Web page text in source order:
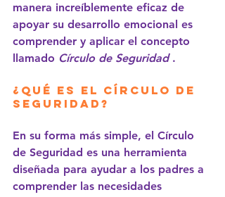
manera increíblemente eficaz de
apoyar su desarrollo emocional es
comprender y aplicar el concepto
llamado Círculo de Seguridad .
¿Qué es el Círculo de
Seguridad?
En su forma más simple, el Círculo
de Seguridad es una herramienta
diseñada para ayudar a los padres a
comprender las necesidades